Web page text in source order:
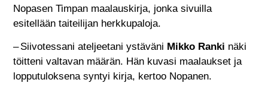
Nopasen Timpan maalauskirja, jonka sivuilla
esitellään taiteilijan herkkupaloja.
– Siivotessani ateljeetani ystäväni Mikko Ranki näki
töitteni valtavan määrän. Hän kuvasi maalaukset ja
lopputuloksena syntyi kirja, kertoo Nopanen.